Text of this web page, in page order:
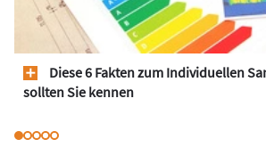
Diese 6 Fakten zum Individuellen
sollten Sie kennen